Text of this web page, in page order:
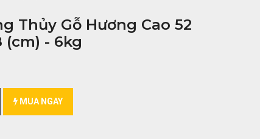
Thủy Gỗ Hương Cao 52
(cm) - 6kg
MUA NGAY